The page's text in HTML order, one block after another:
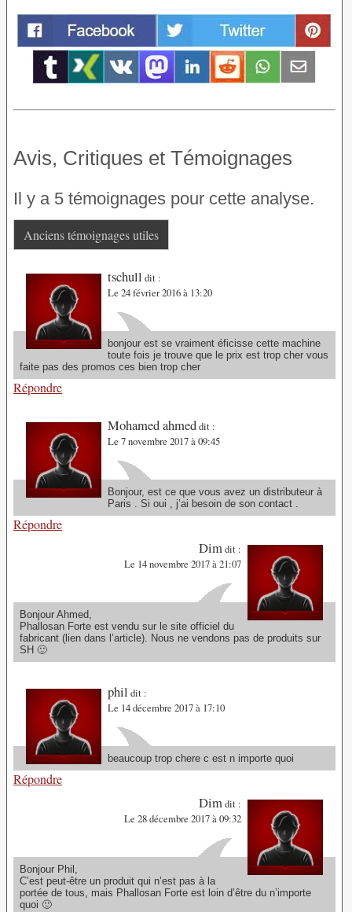
Avis, Critiques et Témoignages
Il y a 5 témoignages pour cette analyse.
Anciens témoignages utiles
tschull dit :
Le 24 février 2016 à 13:20
bonjour est se vraiment éficisse cette machine
toute fois je trouve que le prix est trop cher vous
faite pas des promos ces bien trop cher
Répondre
Mohamed ahmeddit :
Le 7 novembre 2017 à 09:45
Bonjour, est ce que vous avez un distributeur à
Paris . Si oui , j’ai besoin de son contact .
Répondre
Dimdit :
Le 14 novembre 2017 à 21:07
Bonjour Ahmed,
Phallosan Forte est vendu sur le site officiel du
fabricant (lien dans l’article). Nous ne vendons pas de produits sur
SH 🙂
phil dit :
Le 14 décembre 2017 à 17:10
beaucoup trop chere c est n importe quoi
Répondre
Dimdit :
Le 28 décembre 2017 à 09:32
Bonjour Phil,
C’est peut-être un produit qui n’est pas à la
portée de tous, mais Phallosan Forte est loin d’être du n’importe
quoi 🙂